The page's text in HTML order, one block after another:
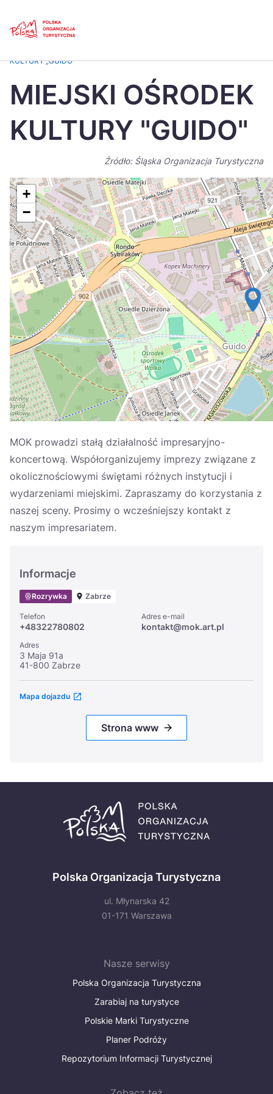
Česká 中国
Dansk
Italiano
Nederlands 日本
Português
Suomi
Україна
Zamknij
KULTURY „GUIDO”
MIEJSKI OŚRODEK
KULTURY "GUIDO"
Źródło: Śląska Organizacja Turystyczna
+
−
MOK prowadzi stałą działalność impresaryjno-
koncertową. Współorganizujemy imprezy związane z
okolicznościowymi świętami różnych instytucji i
wydarzeniami miejskimi. Zapraszamy do korzystania z
naszej sceny. Prosimy o wcześniejszy kontakt z
naszym impresariatem.
Informacje
Rozrywka Zabrze
Telefon
+48322780802
Adres e-mail
kontakt@mok.art.pl
Adres
3 Maja 91a
41-800 Zabrze
Mapa dojazdu
Strona www
Polska Organizacja Turystyczna
ul. Młynarska 42
01-171 Warszawa
Nasze serwisy
Polska Organizacja Turystyczna
Zarabiaj na turystyce
Polskie Marki Turystyczne
Planer Podróży
Repozytorium Informacji Turystycznej